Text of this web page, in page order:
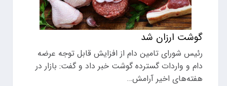
گوشت ارزان شد
رئیس شورای تامین دام از افزایش قابل توجه عرضه
دام و واردات گسترده گوشت خبر داد و گفت: بازار در
هفته‌های اخیر آرامش…